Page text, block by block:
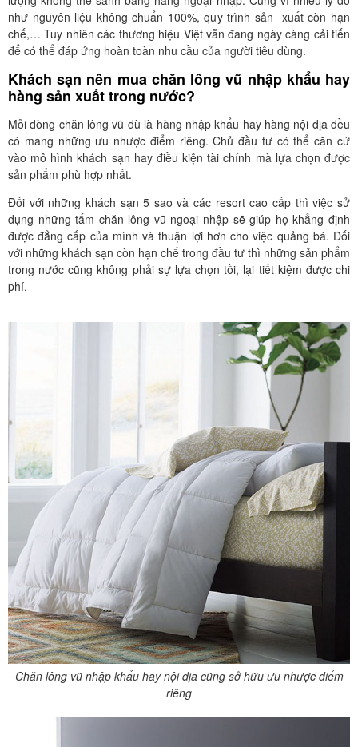
như nguyên liệu không chuẩn 100%, quy trình sản xuất còn hạn
chế,… Tuy nhiên các thương hiệu Việt vẫn đang ngày càng cải tiến
để có thể đáp ứng hoàn toàn nhu cầu của người tiêu dùng.
Khách sạn nên mua chăn lông vũ nhập khẩu hay
hàng sản xuất trong nước?
Mỗi dòng chăn lông vũ dù là hàng nhập khẩu hay hàng nội địa đều
có mang những ưu nhược điểm riêng. Chủ đầu tư có thể căn cứ
vào mô hình khách sạn hay điều kiện tài chính mà lựa chọn được
sản phẩm phù hợp nhất.
Đối với những khách sạn 5 sao và các resort cao cấp thì việc sử
dụng những tấm chăn lông vũ ngoại nhập sẽ giúp họ khẳng định
được đẳng cấp của mình và thuận lợi hơn cho việc quảng bá. Đối
với những khách sạn còn hạn chế trong đầu tư thì những sản phẩm
trong nước cũng không phải sự lựa chọn tồi, lại tiết kiệm được chi
phí.
Chăn lông vũ nhập khẩu hay nội địa cũng sở hữu ưu nhược điểm
riêng